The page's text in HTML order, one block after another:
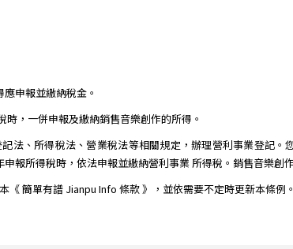
申報並繳納稅金。
，一併申報及繳納銷售音樂創作的所得。
法、所得稅法、營業稅法等相關規定，辦理營利事業登記
報所得稅時，依法申報並繳納營利事業 所得稅。銷售音樂創
簡單有譜 Jianpu Info 條款 》，並依需要不定時更新本條例。